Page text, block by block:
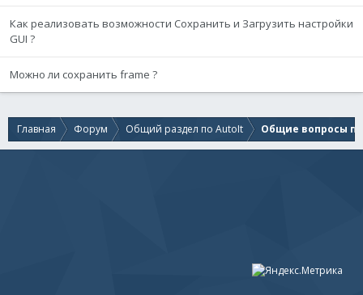
Как реализовать возможности Сохранить и Загрузить настройки
GUI ?
Можно ли сохранить frame ?
Главная Форум Общий раздел по AutoIt Общие вопросы